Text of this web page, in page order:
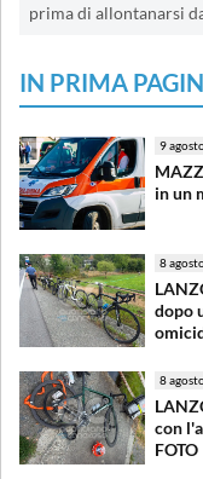
prima di allontanarsi
IN PRIMA
9
in un
8
dopo
8
con
FOTO